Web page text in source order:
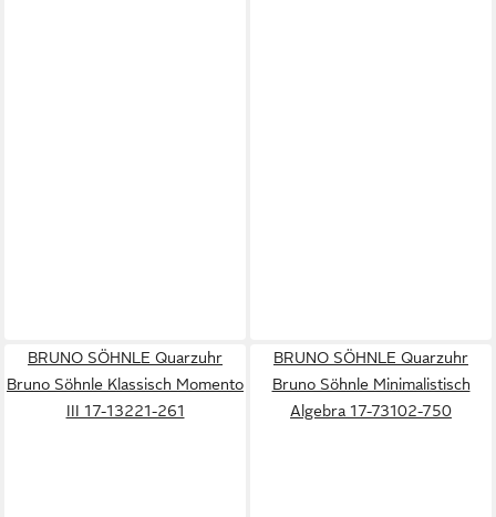
BRUNO SÖHNLE Quarzuhr
Bruno Söhnle Klassisch Momento
III 17-13221-261
BRUNO SÖHNLE Quarzuhr
Bruno Söhnle Minimalistisch
Algebra 17-73102-750